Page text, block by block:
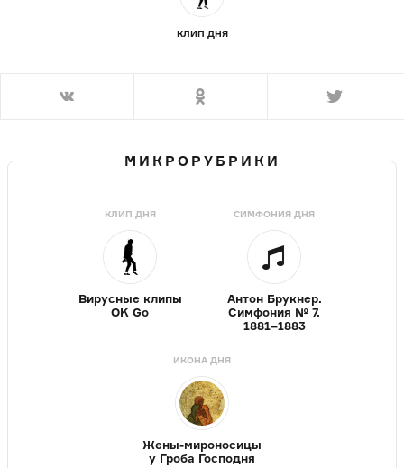
КЛИП ДНЯ
МИКРОРУБРИКИ
КЛИП ДНЯ
Вирусные клипы
OK Go
СИМФОНИЯ ДНЯ
Антон Брукнер.
Симфония № 7.
1881–1883
ИКОНА ДНЯ
Жены-мироносицы
у Гроба Господня